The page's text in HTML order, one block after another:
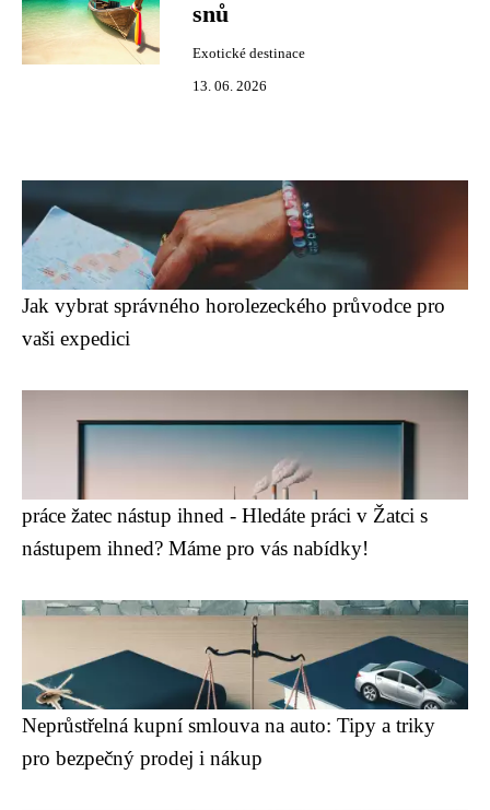
snů
Exotické destinace
13. 06. 2026
Jak vybrat správného horolezeckého průvodce pro
vaši expedici
práce žatec nástup ihned - Hledáte práci v Žatci s
nástupem ihned? Máme pro vás nabídky!
Neprůstřelná kupní smlouva na auto: Tipy a triky
pro bezpečný prodej i nákup